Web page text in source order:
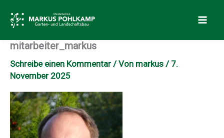
Inhalt
mitarbeiter_markus
Schreibe einen Kommentar / Von markus / 7.
November 2025